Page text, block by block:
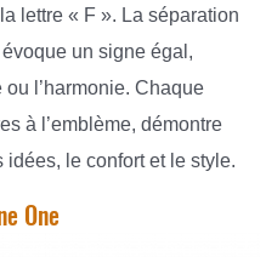
lettre « F ». La séparation
un signe égal,
l’harmonie. Chaque
à l’emblème, démontre
idées, le confort et le style.
One